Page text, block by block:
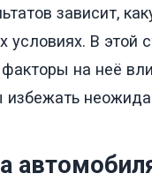
зависит,
условиях. В
факторы на неё
избежать